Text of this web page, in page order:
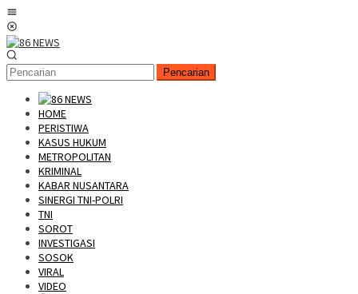
Loncat
ke
konten
Pencarian
HOME
PERISTIWA
KASUS HUKUM
METROPOLITAN
KRIMINAL
KABAR NUSANTARA
SINERGI TNI-POLRI
TNI
SOROT
INVESTIGASI
SOSOK
VIRAL
VIDEO